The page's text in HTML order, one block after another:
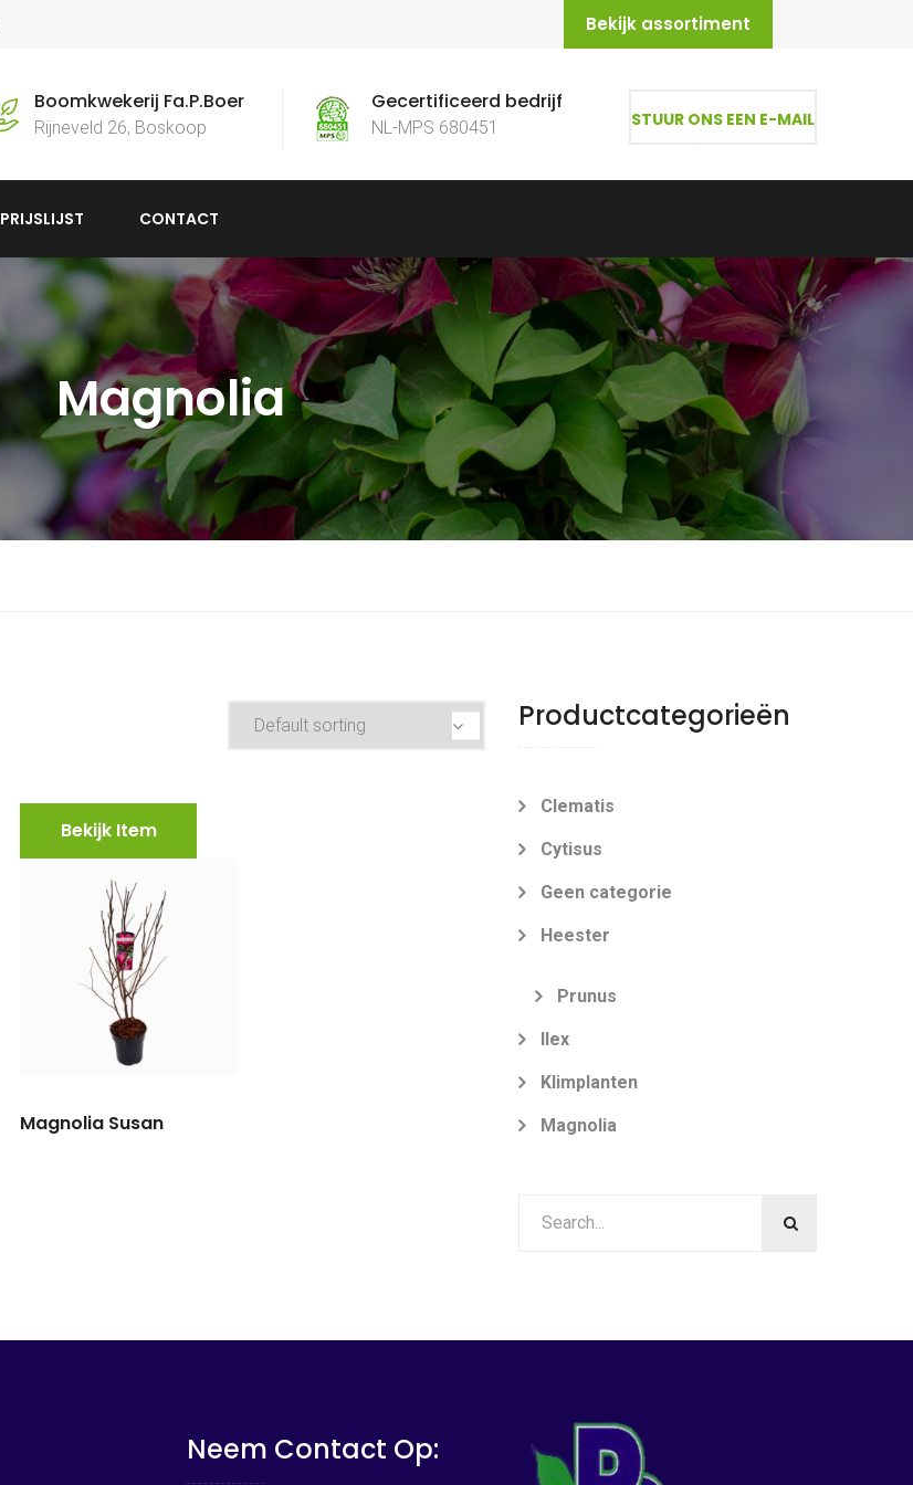
Bekijk assortiment
Boomkwekerij Fa.P.Boer
Rijneveld 26, Boskoop
Gecertificeerd bedrijf
NL-MPS 680451 STUUR ONS EEN E-MAIL
PRIJSLIJST CONTACT
Magnolia
Bekijk Item
Magnolia Susan
Productcategorieën
Clematis
Cytisus
Geen categorie
Heester
Prunus
Ilex
Klimplanten
Magnolia
Neem Contact Op: